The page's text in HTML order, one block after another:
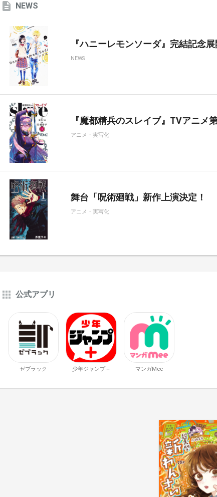
NEWS
『ハニーレモンソーダ』完結記念展
NEWS
『魔都精兵のスレイブ』TVアニメ
アニメ・実写化
舞台「呪術廻戦」新作上演決定！
アニメ・実写化
公式アプリ
ゼブラック 少年ジャンプ＋ マンガMee